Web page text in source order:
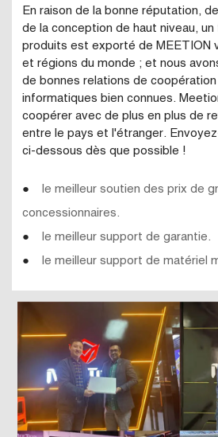
En raison de la bonne réputation,
de la conception de haut niveau,
produits est exporté de MEETION
et régions du monde ; et nous
de bonnes relations de
informatiques bien connues.
coopérer avec de plus en plus de
entre le pays et l'étranger.
ci-dessous dès que possible !
●
le meilleur soutien des prix de
concessionnaires.
●
le meilleur support de garantie.
●
le meilleur support de matériel